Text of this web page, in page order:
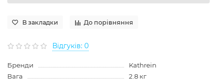
В закладки До порівняння
Відгуків: 0
Бренди
Kathrein
Вага
2.8 кг